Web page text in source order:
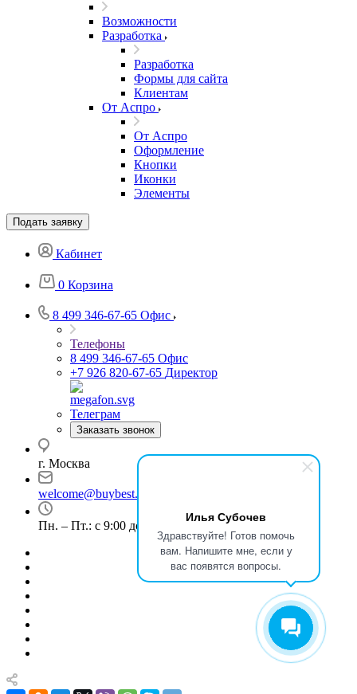
Илья Субочев
Здравствуйте! Готов помочь
вам. Напишите мне, если у
вас появятся вопросы.
Возможности
Разработка
Разработка
Формы для сайта
Клиентам
От Аспро
От Аспро
Оформление
Кнопки
Иконки
Элементы
Подать заявку
Кабинет
0 Корзина
8 499 346-67-65 Офис
Телефоны
8 499 346-67-65 Офис
+7 926 820-67-65 Директор
Телеграм
Заказать звонок
г. Москва
welcome@buybest.ru
Пн. – Пт.: с 9:00 до 18:00